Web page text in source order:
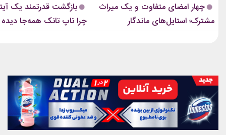
موزیک‌ویدئوها و مراسم‌های مهم جهانی،...
استایل نوید محمدزاده...
چهار امضای متفاوت و یک میراث
مشترک؛ استایل‌های ماندگار
بلک‌پینک که تاریخ مد کی‌پاپ را
بازگشت قدرتمند یک
چرا تاپ تانک همه‌جا